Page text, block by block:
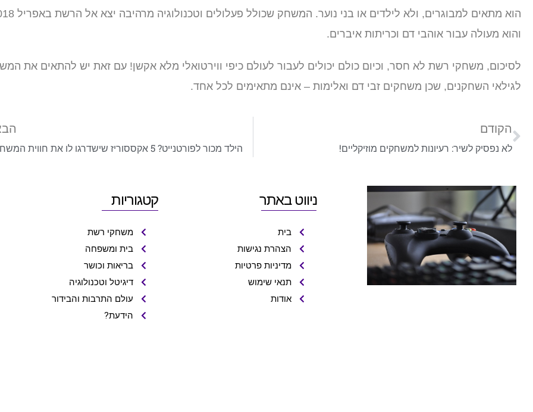
הוא מתאים למבוגרים, ולא לילדים או בני נוער. המשחק
והוא מעולה עבור אוהבי דם וכריתות איברים.
לסיכום, משחקי רשת לא חסר, וכיום כולם יכולים לעבור לעולם כיפי ווירטואלי מלא אקשן! עם זאת יש להתאים את
לגילאי השחקנים, שכן משחקים זבי דם ואלימות – אינם מתאימים לכל אחד.
הקודם
לא נפסיק לשיר: רעיונות למשחקים מוזיקליים! הילד מכור לפורטנייט? 5 אקססוריז שישדרגו לו את חווית המשחק
ניווט באתר
בית
הצהרת נגישות
מדיניות פרטיות
תנאי שימוש
אודות
קטגוריות
משחקי רשת
בית ומשפחה
בריאות וכושר
דיגיטל וטכנולוגיה
עולם התרבות והבידור
הידעת?